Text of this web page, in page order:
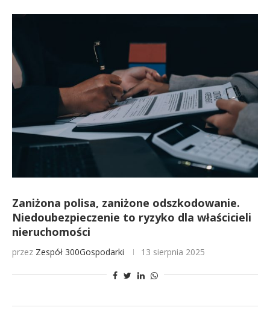
Zaniżona polisa, zaniżone odszkodowanie.
Niedoubezpieczenie to ryzyko dla właścicieli
nieruchomości
przez Zespół 300Gospodarki 13 sierpnia 2025